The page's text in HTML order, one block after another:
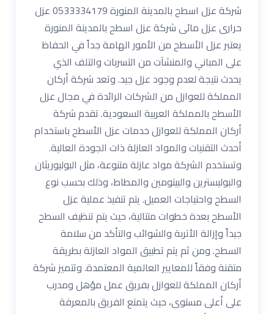
شركة عزل اسطح بالمدينة المنورة 0533334179 عزل
حرارى عزل مائى شركة عزل اسطح بالمدينة المنورة
يعتبر عزل الأسطح من الأمور الهامة جداً في الحفاظ
على المباني والمنشآت من التسربات والتلف الذي
يحدث نتيجة لعدم وجود عزل جيد. وتعد شركة أركان
المملكة للعوازل من الشركات الرائدة في مجال عزل
الأسطح بالمملكة العربية السعودية. تقدم شركة
أركان المملكة للعوازل خدمات عزل الأسطح باستخدام
أحدث التقنيات والمواد العازلة ذات الجودة العالية.
وتستخدم الشركة مواد عازلة متنوعة، مثل البوليوريثان
والبوليسترين والبيتومين والمطاط، وذلك بحسب نوع
السطح واحتياجات العميل. يتم تنفيذ عملية عزل
الأسطح بعدة خطوات متتالية، حيث يتم تنظيف السطح
جيداً وإزالة الأتربة والشوائب والتأكد من سلامة
السطح. ومن ثم يتم تطبيق المواد العازلة بطريقة
متقنة وفقاً للمعايير العالمية المعتمدة. وتتميز شركة
أركان المملكة للعوازل بفريق عمل مؤهل ومدرب
على أعلى مستوى، حيث يتمتع الفريق بالمعرفة